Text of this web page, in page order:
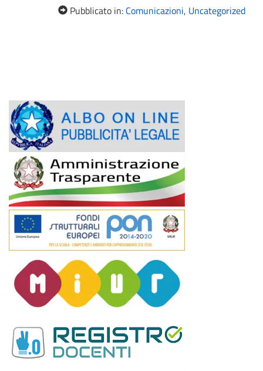
Pubblicato in: Comunicazioni, Uncategorized